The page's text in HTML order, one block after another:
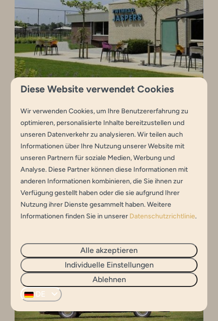
Das Schwimmbad Jaspers ist ein gemütliches
Schwimmbad in Winterswijk, in dem sich die
ganze Familie amüsieren kann. Es gibt ein
Wettkampfbecken, ein Freizeitbecken, ein
Planschbecken, einen Whirlpool, eine Rutsche,
Stromschnellen und ein türkisches Bad.
Diese Website verwendet Cookies
Wir verwenden Cookies, um Ihre Benutzererfahrung zu
optimieren, personalisierte Inhalte bereitzustellen und
unseren Datenverkehr zu analysieren. Wir teilen auch
Informationen über Ihre Nutzung unserer Website mit
unseren Partnern für soziale Medien, Werbung und
Analyse. Diese Partner können diese Informationen mit
anderen Informationen kombinieren, die Sie ihnen zur
Verfügung gestellt haben oder die sie aufgrund Ihrer
Nutzung ihrer Dienste gesammelt haben. Weitere
Informationen finden Sie in unserer Datenschutzrichtlinie.
Alle akzeptieren
Individuelle Einstellungen
Ablehnen
DE